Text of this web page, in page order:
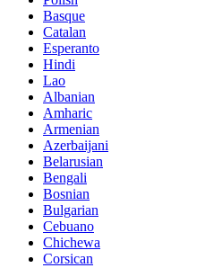
Basque
Catalan
Esperanto
Hindi
Lao
Albanian
Amharic
Armenian
Azerbaijani
Belarusian
Bengali
Bosnian
Bulgarian
Cebuano
Chichewa
Corsican